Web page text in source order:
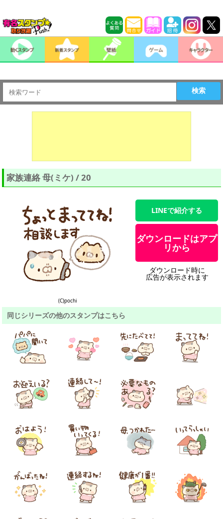
検索
家族連絡 母(ミケ) / 20
(C)pochi
LINEで紹介する
ダウンロードはアプ
リから
ダウンロード時に
広告が表示されます
同じシリーズの他のスタンプはこちら